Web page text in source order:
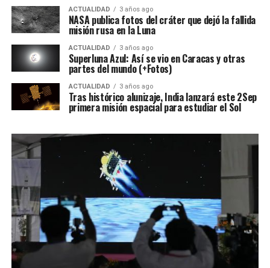
ACTUALIDAD 3 años ago
NASA publica fotos del cráter que dejó la fallida
misión rusa en la Luna
ACTUALIDAD 3 años ago
Superluna Azul: Así se vio en Caracas y otras
partes del mundo (+Fotos)
ACTUALIDAD 3 años ago
Tras histórico alunizaje, India lanzará este 2Sep
primera misión espacial para estudiar el Sol